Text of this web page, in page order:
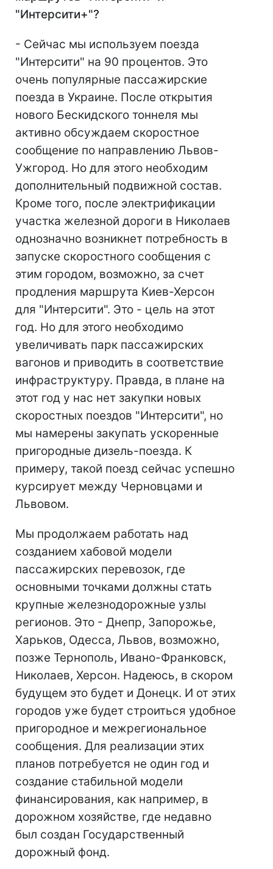
"Интерсити+"?
- Сейчас мы используем поезда
"Интерсити" на 90 процентов. Это
очень популярные пассажирские
поезда в Украине. После открытия
нового Бескидского тоннеля мы
активно обсуждаем скоростное
сообщение по направлению Львов-
Ужгород. Но для этого необходим
дополнительный подвижной состав.
Кроме того, после электрификации
участка железной дороги в Николаев
однозначно возникнет потребность в
запуске скоростного сообщения с
этим городом, возможно, за счет
продления маршрута Киев-Херсон
для "Интерсити". Это - цель на этот
год. Но для этого необходимо
увеличивать парк пассажирских
вагонов и приводить в соответствие
инфраструктуру. Правда, в плане на
этот год у нас нет закупки новых
скоростных поездов "Интерсити", но
мы намерены закупать ускоренные
пригородные дизель-поезда. К
примеру, такой поезд сейчас успешно
курсирует между Черновцами и
Львовом.
Мы продолжаем работать над
созданием хабовой модели
пассажирских перевозок, где
основными точками должны стать
крупные железнодорожные узлы
регионов. Это - Днепр, Запорожье,
Харьков, Одесса, Львов, возможно,
позже Тернополь, Ивано-Франковск,
Николаев, Херсон. Надеюсь, в скором
будущем это будет и Донецк. И от этих
городов уже будет строиться удобное
пригородное и межрегиональное
сообщения. Для реализации этих
планов потребуется не один год и
создание стабильной модели
финансирования, как например, в
дорожном хозяйстве, где недавно
был создан Государственный
дорожный фонд.